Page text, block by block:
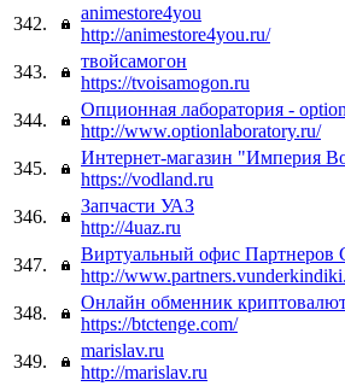
342.
animestore4you
http://animestore4you.ru/
343.
твойсамогон
https://tvoisamogon.ru
344.
Опционная лаборатория -
http://www.optionlaboratory.ru/
345.
Интернет-магазин "Империя
https://vodland.ru
346.
Запчасти УАЗ
http://4uaz.ru
347.
Виртуальный офис
http://
348.
Онлайн обменник
https://btctenge.com/
349.
marislav.ru
http://marislav.ru